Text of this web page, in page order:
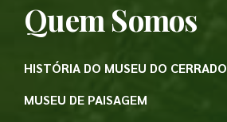
Quem Somos
HISTÓRIA DO MUSEU DO CERRADO
MUSEU DE PAISAGEM